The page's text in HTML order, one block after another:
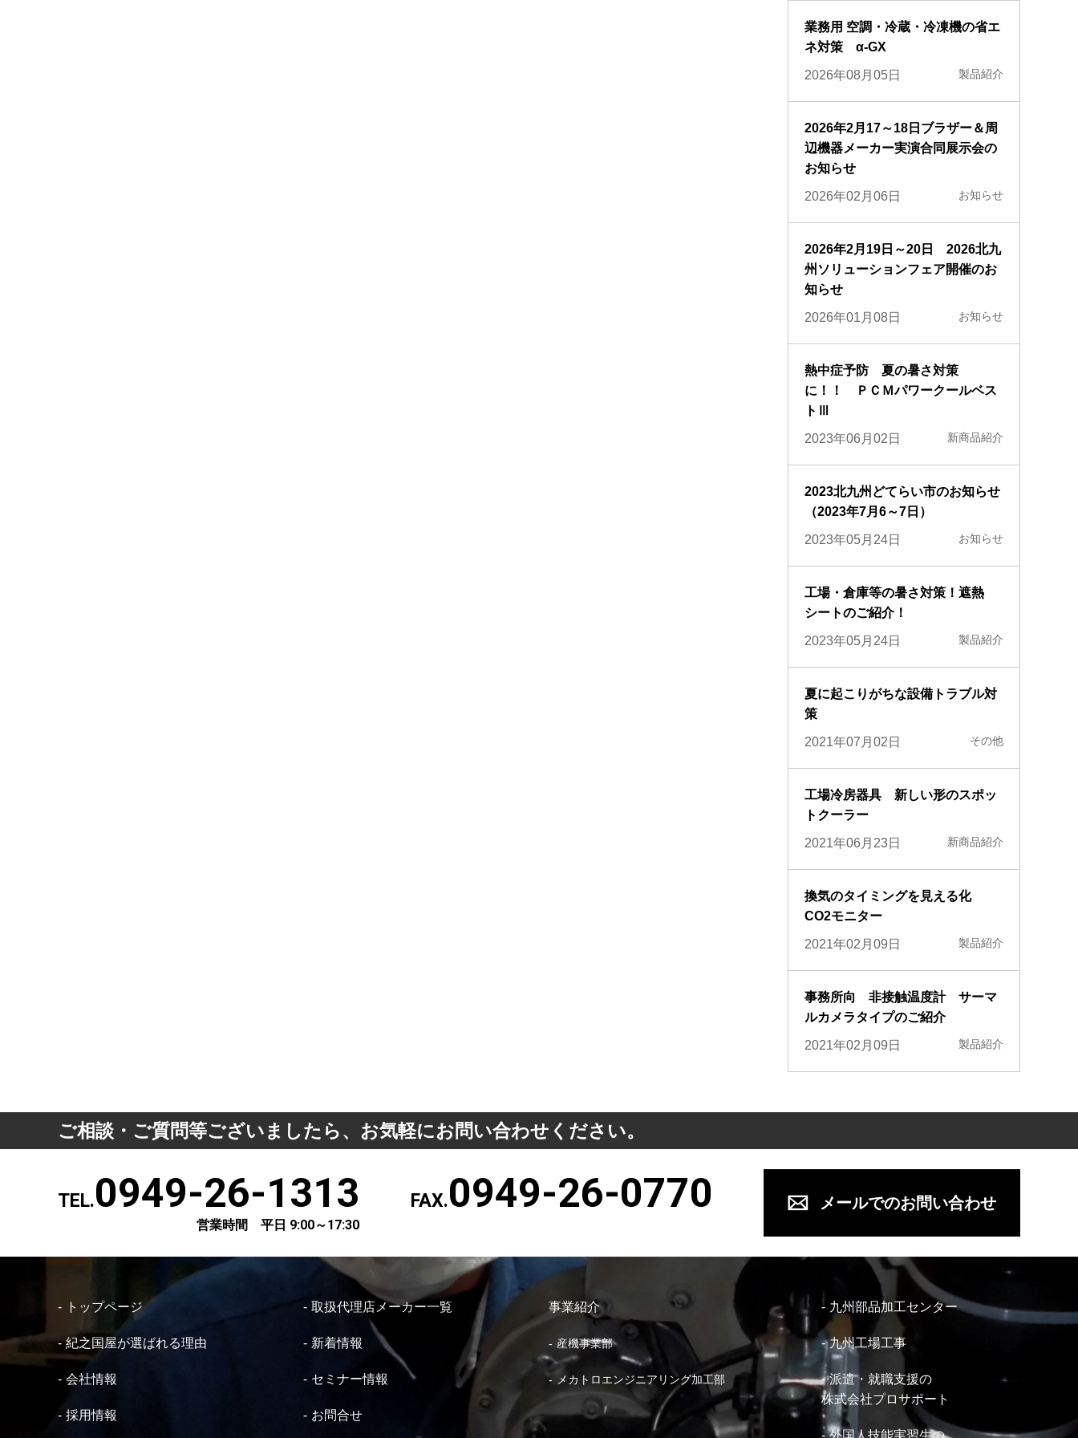
業務用 空調・冷蔵・冷凍機の省エ
ネ対策 α-GX
2026年08月05日 製品紹介
2026年2月17～18日ブラザー＆周
辺機器メーカー実演合同展示会の
お知らせ
2026年02月06日 お知らせ
2026年2月19日～20日 2026北九
州ソリューションフェア開催のお
知らせ
2026年01月08日 お知らせ
熱中症予防 夏の暑さ対策
に！！ ＰＣＭパワークールベス
トⅢ
2023年06月02日 新商品紹介
2023北九州どてらい市のお知らせ
（2023年7月6～7日）
2023年05月24日 お知らせ
工場・倉庫等の暑さ対策！遮熱
シートのご紹介！
2023年05月24日 製品紹介
夏に起こりがちな設備トラブル対
策
2021年07月02日 その他
工場冷房器具 新しい形のスポッ
トクーラー
2021年06月23日 新商品紹介
換気のタイミングを見える化
CO2モニター
2021年02月09日 製品紹介
事務所向 非接触温度計 サーマ
ルカメラタイプのご紹介
2021年02月09日 製品紹介
ご相談・ご質問等ございましたら、お気軽にお問い合わせください。
TEL.0949-26-1313
営業時間 平日 9:00～17:30
FAX.0949-26-0770 メールでのお問い合わせ
トップページ
紀之国屋が選ばれる理由
会社情報
採用情報
取扱代理店メーカー一覧
新着情報
セミナー情報
お問合せ
事業紹介
産機事業部
メカトロエンジニアリング加工部
九州部品加工センター
九州工場工事
派遣・就職支援の
株式会社プロサポート
外国人技能実習生の